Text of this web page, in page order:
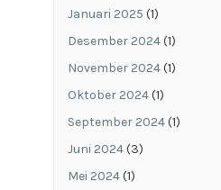
Januari 2025 (1)
Desember 2024(1)
November 2024(1)
Oktober 2024(1)
September 2024(1)
Juni 2024(3)
Mei 2024(1)